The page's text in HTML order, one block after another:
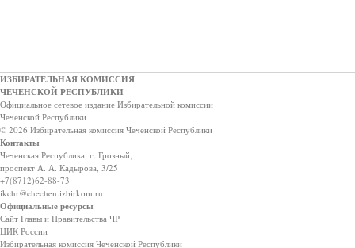
ИЗБИРАТЕЛЬНАЯ КОМИССИЯ
ЧЕЧЕНСКОЙ РЕСПУБЛИКИ
Официальное сетевое издание Избирательной комиссии
Чеченской Республики
© 2026 Избирательная комиссия Чеченской Республики
Контакты
Чеченская Республика, г. Грозный,
проспект А. А. Кадырова, 3/25
+7(8712)62-88-73
ikchr@chechen.izbirkom.ru
Официальные ресурсы
Сайт Главы и Правительства ЧР
ЦИК России
Избирательная комиссия Чеченской Республики